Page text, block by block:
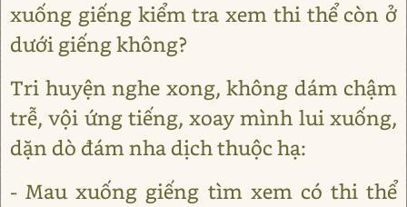
xuống giếng kiểm tra xem thi thể còn ở
dưới giếng không?
Tri huyện nghe xong, không dám chậm
trễ, vội ứng tiếng, xoay mình lui xuống,
dặn dò đám nha dịch thuộc hạ:
- Mau xuống giếng tìm xem có thi thể